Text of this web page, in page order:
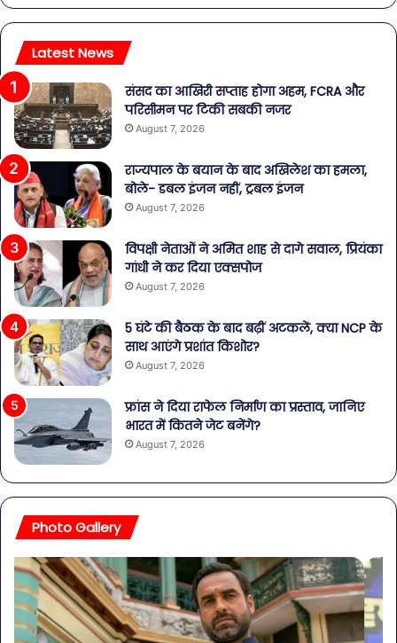
Latest News
संसद का आखिरी सप्ताह होगा अहम, FCRA और
परिसीमन पर टिकी सबकी नजर
August 7, 2026
राज्यपाल के बयान के बाद अखिलेश का हमला,
बोले- डबल इंजन नहीं, ट्रबल इंजन
August 7, 2026
विपक्षी नेताओं ने अमित शाह से दागे सवाल, प्रियंका
गांधी ने कर दिया एक्सपोज
August 7, 2026
5 घंटे की बैठक के बाद बढ़ीं अटकलें, क्या NCP के
साथ आएंगे प्रशांत किशोर?
August 7, 2026
फ्रांस ने दिया राफेल निर्माण का प्रस्ताव, जानिए
भारत में कितने जेट बनेंगे?
August 7, 2026
Photo Gallery
व्यापारियों
को
राहत
की
पहल:
से